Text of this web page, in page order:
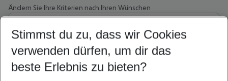
Ändern Sie Ihre Kriterien nach Ihren Wünschen
Wähle deinen Abflughafen
Beliebiger Abflughafen
Wähle deinen Reisezeitraum
5-8 Nächte
Stimmst du zu, dass wir Cookies
verwenden dürfen, um dir das
beste Erlebnis zu bieten?